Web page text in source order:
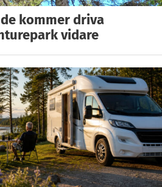
kommer driva
vidare